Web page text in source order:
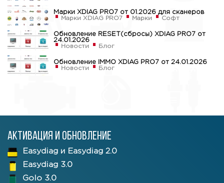
Марки XDIAG PRO7 от 01.2026 для сканеров
Марки XDIAG PRO7
Марки Софт
Обновление RESET(сбросы) XDIAG PRO7 от
24.01.2026
Новости
Блог
Обновление IMMO XDIAG PRO7 от 24.01.2026
Новости
Блог
Активация и обновление
Easydiag и Easydiag 2.0
Easydiag 3.0
Golo 3.0